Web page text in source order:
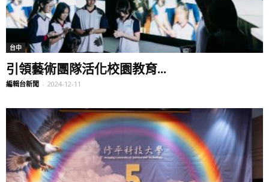
台中
引領藝術團隊活化校園教育...
編輯台新聞 - 2024-12-11